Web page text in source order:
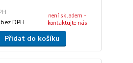
bez DPH
není skladem -
kontaktujte nás
Přidat do košíku